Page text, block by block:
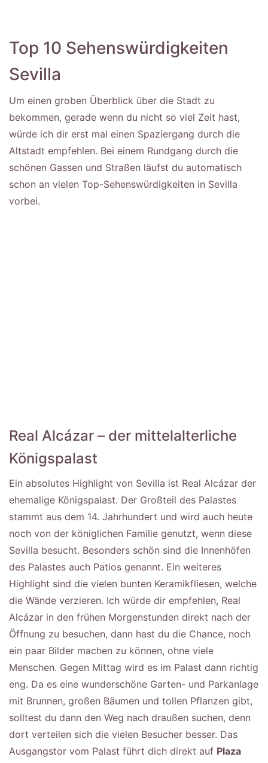
Top 10 Sehenswürdigkeiten
Sevilla
Um einen groben Überblick über die Stadt zu
bekommen, gerade wenn du nicht so viel Zeit hast,
würde ich dir erst mal einen Spaziergang durch die
Altstadt empfehlen. Bei einem Rundgang durch die
schönen Gassen und Straßen läufst du automatisch
schon an vielen Top-Sehenswürdigkeiten in Sevilla
vorbei.
Real Alcázar – der mittelalterliche
Königspalast
Ein absolutes Highlight von Sevilla ist Real Alcázar der
ehemalige Königspalast. Der Großteil des Palastes
stammt aus dem 14. Jahrhundert und wird auch heute
noch von der königlichen Familie genutzt, wenn diese
Sevilla besucht. Besonders schön sind die Innenhöfen
des Palastes auch Patios genannt. Ein weiteres
Highlight sind die vielen bunten Keramikfliesen, welche
die Wände verzieren. Ich würde dir empfehlen, Real
Alcázar in den frühen Morgenstunden direkt nach der
Öffnung zu besuchen, dann hast du die Chance, noch
ein paar Bilder machen zu können, ohne viele
Menschen. Gegen Mittag wird es im Palast dann richtig
eng. Da es eine wunderschöne Garten- und Parkanlage
mit Brunnen, großen Bäumen und tollen Pflanzen gibt,
solltest du dann den Weg nach draußen suchen, denn
dort verteilen sich die vielen Besucher besser. Das
Ausgangstor vom Palast führt dich direkt auf Plaza